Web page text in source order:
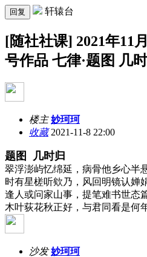
回复 轩辕台
[随社社课] 2021年11
号作品 七律·题图 几
楼主 妙珂珂
收藏2021-11-8 22:00
题图 几时归
翠浮澎屿忆绵延，病骨他乡心半悬
时有星槎听欸乃，风回明镜认婵娟
逢人或问家山事，提笔难书世态篇
木叶荻花秋正好，与君同看是何年
沙发 妙珂珂